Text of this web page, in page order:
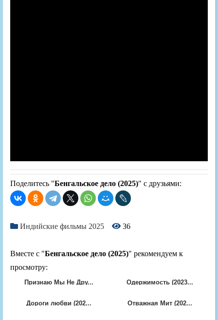
Поделитесь "Бенгальское дело (2025)" с друзьями:
Индийские фильмы 2025 36
Вместе с "Бенгальское дело (2025)" рекомендуем к
просмотру:
Признаю Мы Не Дру... Одержимость (2023...
Дороги любви (202... Отважная Мит (202...